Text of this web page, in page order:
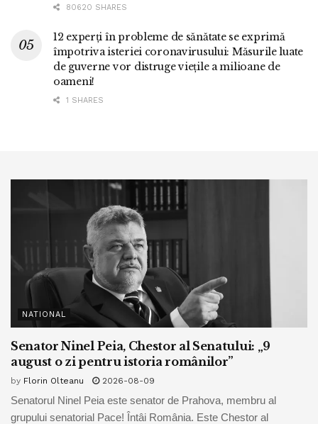
80620 SHARES
12 experți în probleme de sănătate se exprimă
împotriva isteriei coronavirusului: Măsurile luate
de guverne vor distruge viețile a milioane de
oameni!
1 SHARES
NATIONAL
Senator Ninel Peia, Chestor al Senatului: „9
august o zi pentru istoria românilor”
by Florin Olteanu 2026-08-09
Senatorul Ninel Peia este senator de Prahova, membru al
grupului senatorial Pace! Întâi România. Este Chestor al